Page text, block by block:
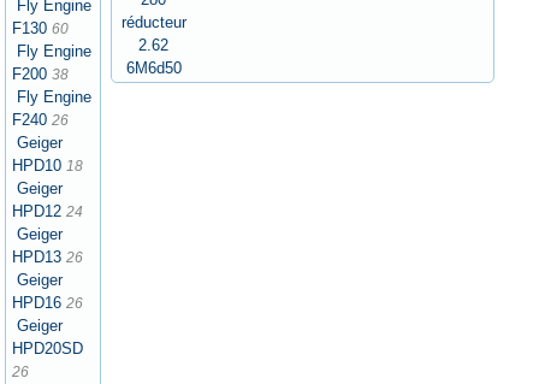
Fly Engine
F130 60
Fly Engine
F200 38
Fly Engine
F240 26
Geiger
HPD10 18
Geiger
HPD12 24
Geiger
HPD13 26
Geiger
HPD16 26
Geiger
HPD20SD
26
réducteur
2.62
6M6d50